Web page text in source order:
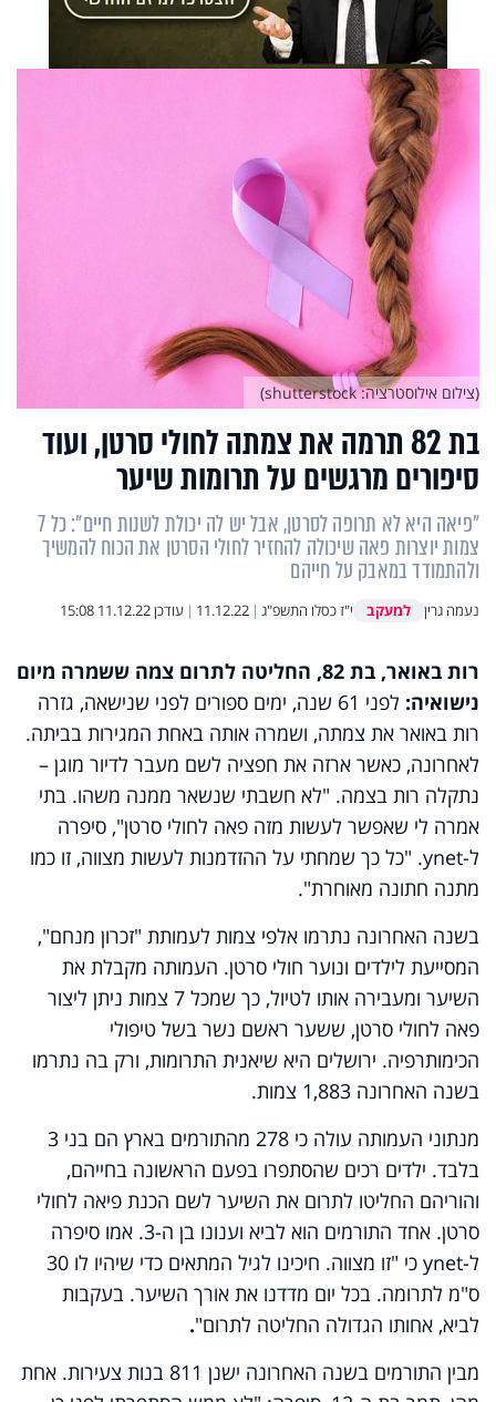
בת 82 תרמה את צמתה לחולי סרטן, ועוד
סיפורים מרגשים על תרומות שיער
"פיאה היא לא תרופה לסרטן, אבל יש לה יכולת לשנות חיים": כל 7
צמות יוצרות פאה שיכולה להחזיר לחולי הסרטן את הכוח להמשיך
ולהתמודד במאבק על חייהם
נעמה גרין למעקב י"ז כסלו התשפ"ג |
11.12.22
| עודכן11.12.22 15:08
(צילום אילוסטרציה: shutterstock)
רות באואר, בת 82, החליטה לתרום צמה ששמרה מיום
נישואיה:
לפני 61 שנה, ימים ספורים לפני שנישאה, גזרה
רות באואר את צמתה, ושמרה אותה באחת המגירות בביתה.
לאחרונה, כאשר ארזה את חפציה לשם מעבר לדיור מוגן –
נתקלה רות בצמה. "לא חשבתי שנשאר ממנה משהו. בתי
אמרה לי שאפשר לעשות מזה פאה לחולי סרטן", סיפרה
ל-ynet. "כל כך שמחתי על ההזדמנות לעשות מצווה, זו כמו
מתנה חתונה מאוחרת".
בשנה האחרונה נתרמו אלפי צמות לעמותת "זכרון מנחם",
המסייעת לילדים ונוער חולי סרטן. העמותה מקבלת את
השיער ומעבירה אותו לטיול, כך שמכל 7 צמות ניתן ליצור
פאה לחולי סרטן, ששער ראשם נשר בשל טיפולי
הכימותרפיה. ירושלים היא שיאנית התרומות, ורק בה נתרמו
בשנה האחרונה 1,883 צמות.
מנתוני העמותה עולה כי 278 מהתורמים בארץ הם בני 3
בלבד. ילדים רכים שהסתפרו בפעם הראשונה בחייהם,
והוריהם החליטו לתרום את השיער לשם הכנת פיאה לחולי
סרטן. אחד התורמים הוא לביא וענונו בן ה-3. אמו סיפרה
ל-ynet
כי "זו מצווה. חיכינו לגיל המתאים כדי שיהיו לו 30
ס"מ לתרומה. בכל יום מדדנו את אורך השיער. בעקבות
לביא, אחותו הגדולה החליטה לתרום".
מבין התורמים בשנה האחרונה ישנן 811 בנות צעירות. אחת